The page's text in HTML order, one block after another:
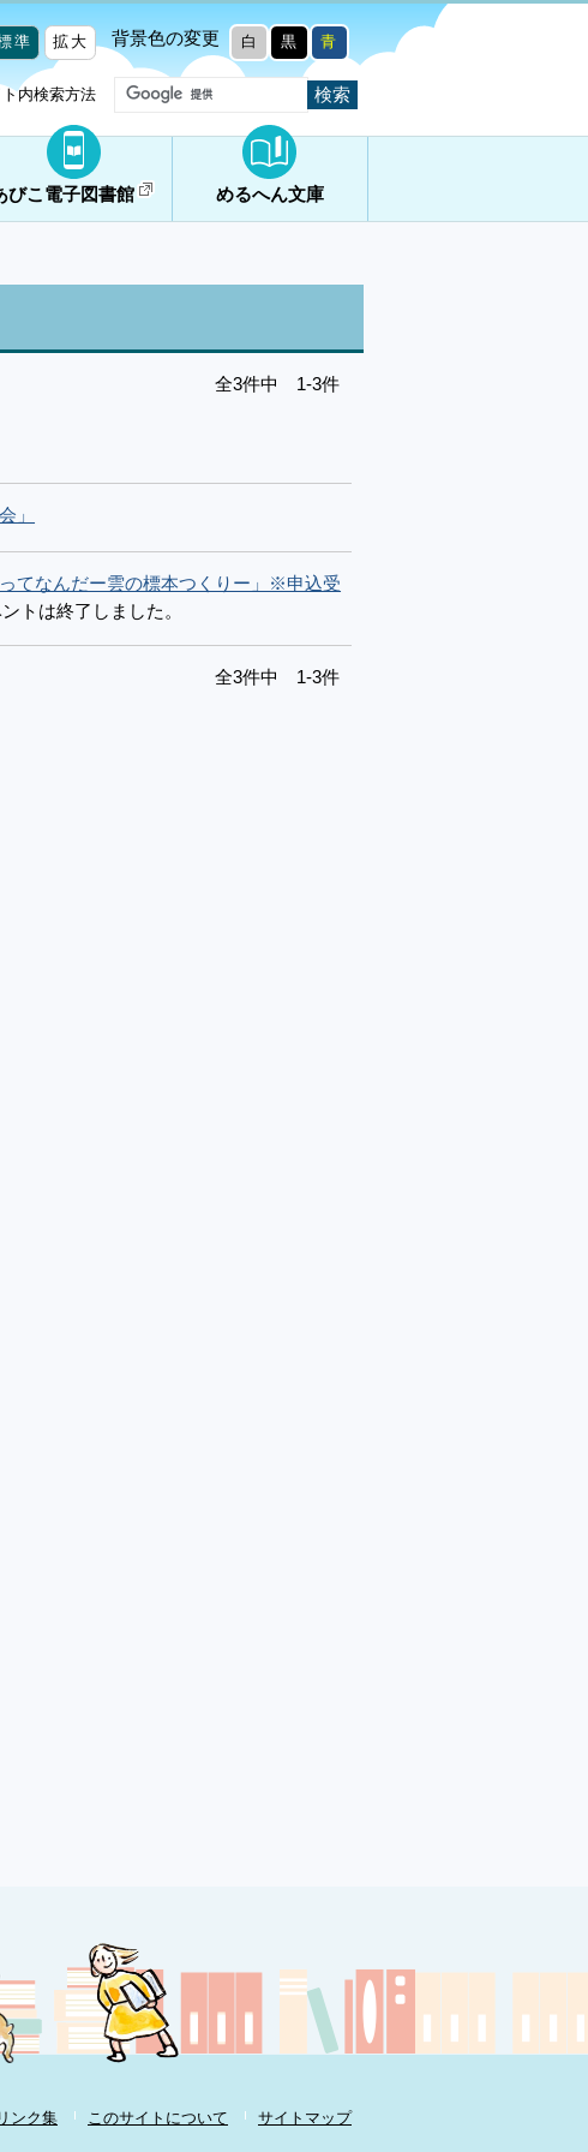
準 拡大 背景色の変更 白 黒 青
内検索方法
びこ電子図書館 めるへん文庫
全3件中 1-3件
」
てなんだー雲の標本つくりー」※申込受
トは終了しました。
全3件中 1-3件
リンク集 このサイトについて サイトマップ